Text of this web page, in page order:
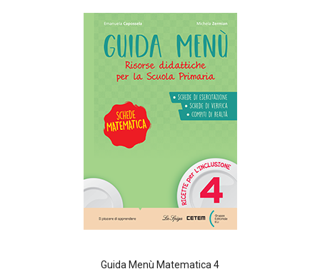
Guida Menù Matematica 4